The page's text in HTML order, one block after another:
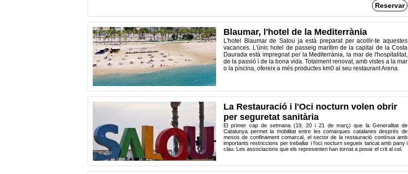
Reservar
Blaumar, l'hotel de la Mediterrània
L'hotel Blaumar de Salou ja està preparat per acollir-te aquestes
vacances. L'únic hotel de passeig marítim de la capital de la Costa
Daurada està impregnat per la Mediterrània, la mar de l'hospitalitat,
de la passió i de la bona vida. Totalment renovat, amb vistes a la mar
o la piscina, ofereix a més productes km0 al seu restaurant Arena.
La Restauració i l'Oci nocturn volen obrir
per seguretat sanitària
El primer cap de setmana (19, 20 i 21 de març) que la Generalitat de
Catalunya permet la mobilitat entre les comarques catalanes després de
mesos de confinament comarcal, el sector de la restauració contínua amb
importants restriccions per treballar i l'oci nocturn segueix tancat amb pany i
clau. Les associacions que els representen han tornat a posar el crit al cel.